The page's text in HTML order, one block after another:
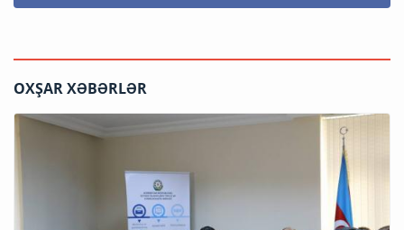
OXŞAR XƏBƏRLƏR